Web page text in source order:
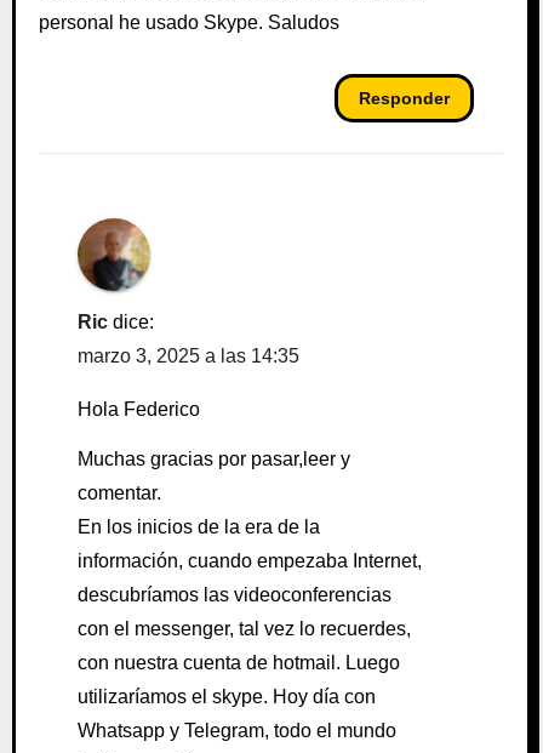
personal he usado Skype. Saludos
Responder
Ric dice:
marzo 3, 2025 a las 14:35
Hola Federico
Muchas gracias por pasar,leer y
comentar.
En los inicios de la era de la
información, cuando empezaba Internet,
descubríamos las videoconferencias
con el messenger, tal vez lo recuerdes,
con nuestra cuenta de hotmail. Luego
utilizaríamos el skype. Hoy día con
Whatsapp y Telegram, todo el mundo